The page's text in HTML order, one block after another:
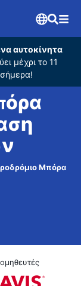
αυτοκίνητα
μέχρι το 11
Μπόρα